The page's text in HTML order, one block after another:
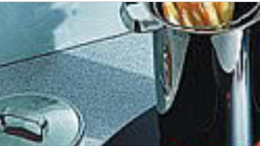
Zlewy i baterie
Wanny i natryski
Ceramika Łazienkowa
Wellnes
DIY